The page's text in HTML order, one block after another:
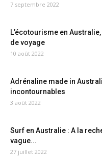
7 septembre 2022
L’écotourisme en
de voyage
10 août 2022
Adrénaline made in
incontournables
3 août 2022
Surf en Australie : A la
vague...
27 juillet 2022